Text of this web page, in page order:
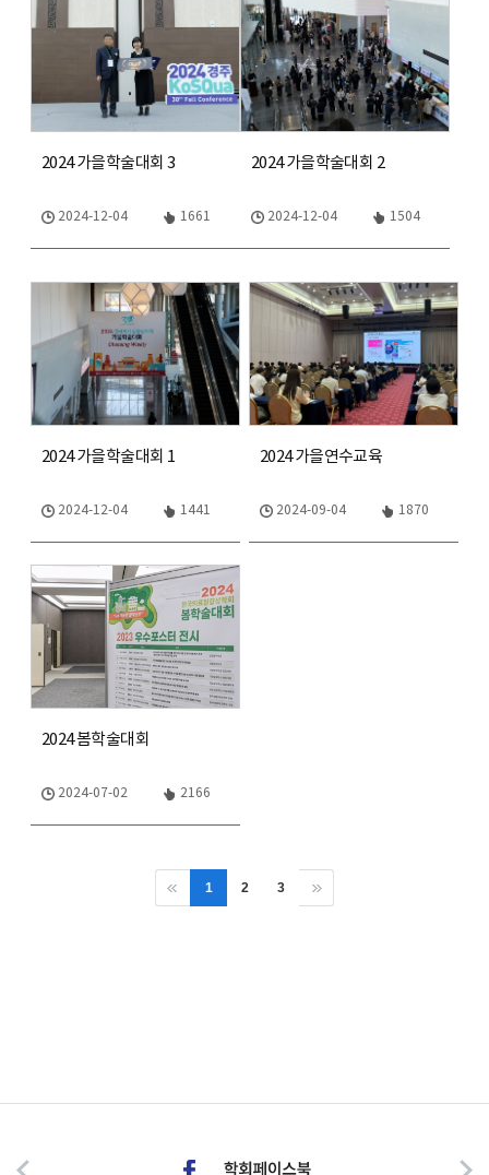
2024 가을학술대회 3
2024-12-04 1661
2024 가을학술대회 2
2024-12-04 1504
2024 가을학술대회 1
2024-12-04 1441
2024 가을연수교육
2024-09-04 1870
2024 봄학술대회
2024-07-02 2166
1 2 3